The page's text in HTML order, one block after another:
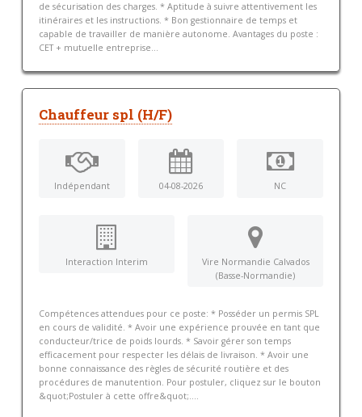
de sécurisation des charges. * Aptitude à suivre attentivement les
itinéraires et les instructions. * Bon gestionnaire de temps et
capable de travailler de manière autonome. Avantages du poste :
CET + mutuelle entreprise...
Chauffeur spl (H/F)
Indépendant 04-08-2026 NC
Interaction Interim
Vire Normandie Calvados
(Basse-Normandie)
Compétences attendues pour ce poste: * Posséder un permis SPL
en cours de validité. * Avoir une expérience prouvée en tant que
conducteur/trice de poids lourds. * Savoir gérer son temps
efficacement pour respecter les délais de livraison. * Avoir une
bonne connaissance des règles de sécurité routière et des
procédures de manutention. Pour postuler, cliquez sur le bouton
&quot;Postuler à cette offre&quot;....